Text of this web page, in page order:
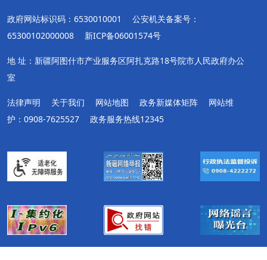
政府网站标识码：6530010001
公安机关备案号：
65300102000008
新ICP备06001574号
地 址：新疆阿图什市产业服务区阿扎克路18号院市人民政府办公
室
法律声明 关于我们 网站地图 政务新媒体矩阵
网站维
护：0908-7625527
政务服务热线12345